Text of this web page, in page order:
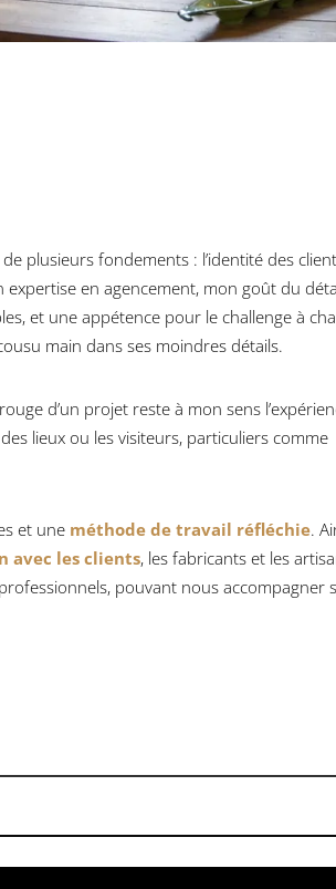
plusieurs fondements : l’identité des
expertise en agencement, mon goût du
et une appétence pour le challenge à
main dans ses moindres détails.
d’un projet reste à mon sens
lieux ou les visiteurs, particuliers comme
et une méthode de travail réfléchie.
avec les clients, les fabricants et les
pouvant nous accompagner